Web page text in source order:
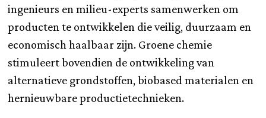
ingenieurs en milieu-experts samenwerken om
producten te ontwikkelen die veilig, duurzaam en
economisch haalbaar zijn. Groene chemie
stimuleert bovendien de ontwikkeling van
alternatieve grondstoffen, biobased materialen en
hernieuwbare productietechnieken.